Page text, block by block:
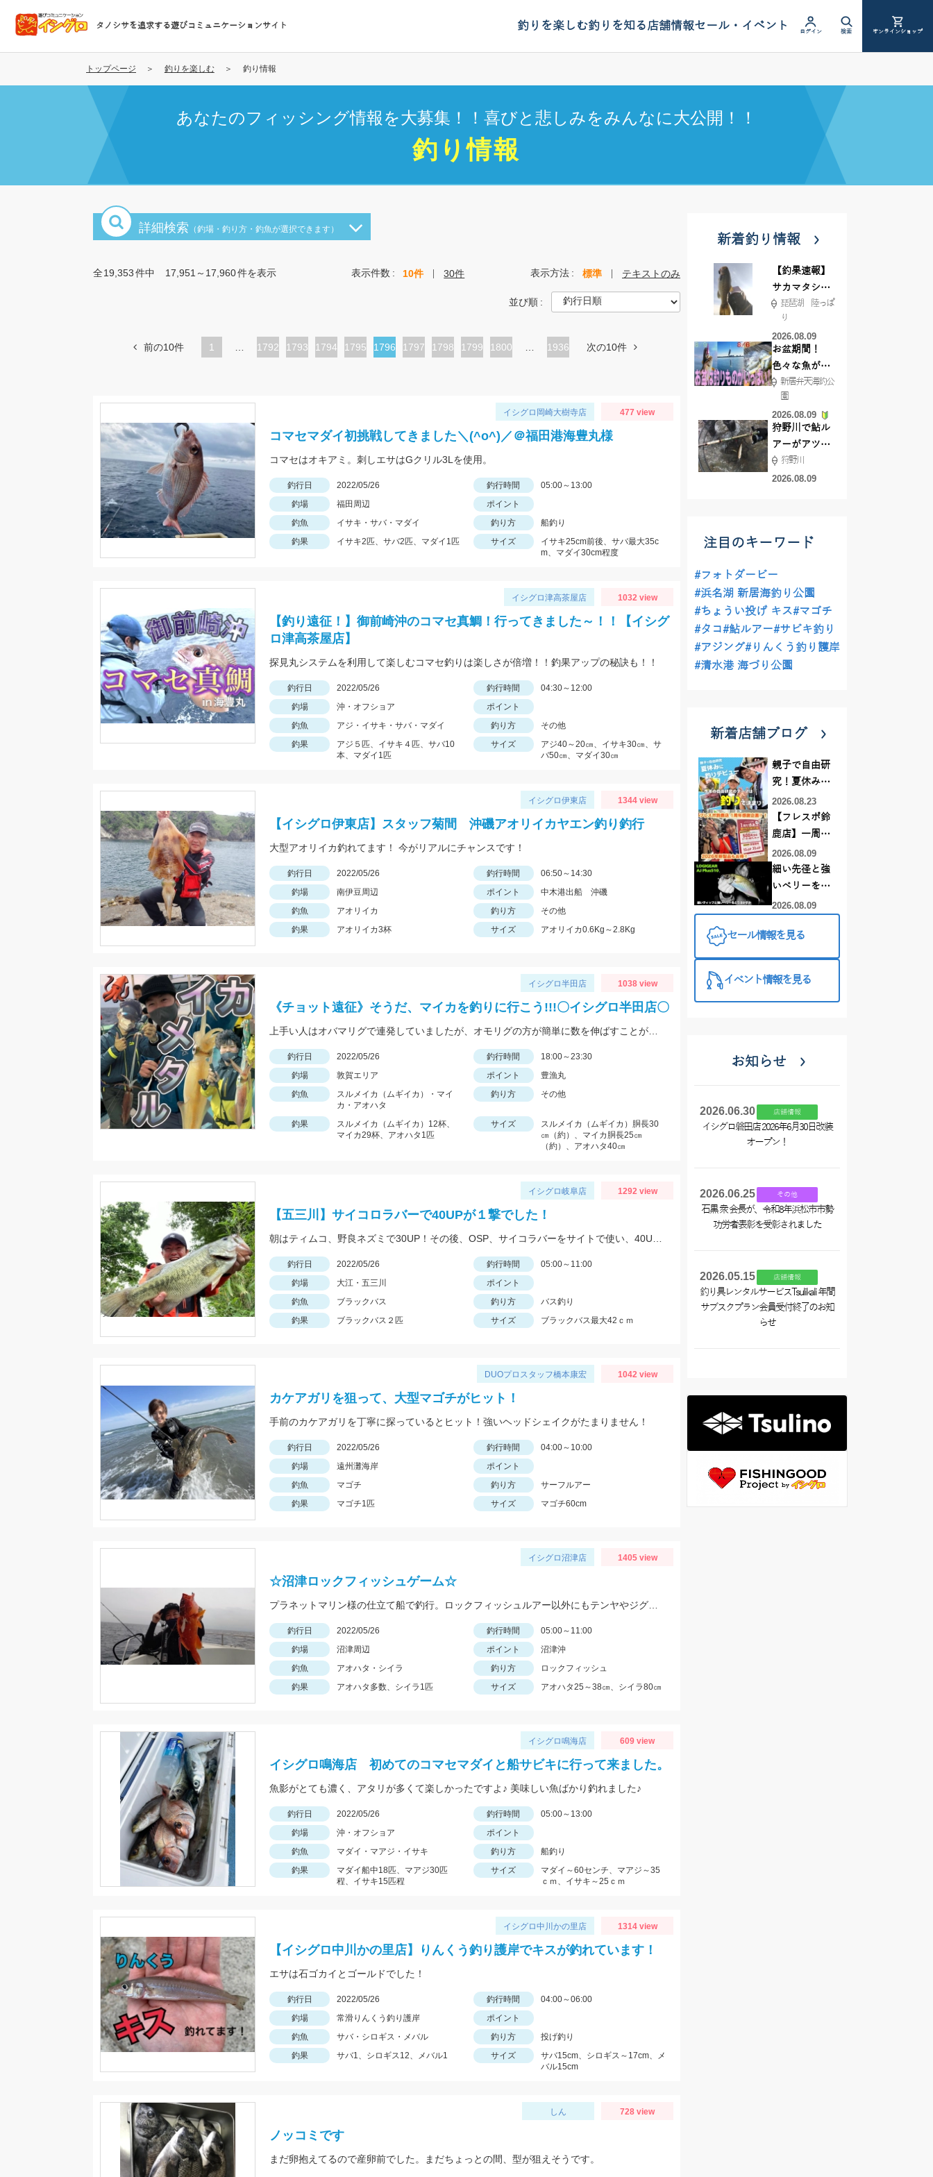
コ
テ
タノシサを追求する遊びコミュニケーションサイト 釣りを楽しむ釣りを知る店舗情報セール・イベント ログイン 検索 オンラインショップ
トップページ 釣りを楽しむ 釣り情報
あなたのフィッシング情報を大募集！！喜びと悲しみをみんなに大公開！！
釣り情報
詳細検索 （釣場・釣り方・釣魚が選択できます）
全19,353件中 17,951～17,960件を表示 表示件数 10件 30件 表示方法 標準 テキストのみ
並び順
前の10件 1
ペ
1792
ペ
1793
ペ
1794
ペ
1795
カ
ペ
1796
ペ
1797
ペ
1798
ペ
1799
ペ
1800 1936 次の10件
イシグロ岡崎大樹寺店 477 view
コマセマダイ初挑戦してきました＼(^o^)／＠福田港海豊丸様
コマセはオキアミ。刺しエサはGクリル3Lを使用。
釣行日 2022/05/26 釣行時間
05:00～13:00
釣場
福田周辺
ポイント
釣魚
イサキ・サバ・マダイ 釣り方
船釣り
釣果
イサキ2匹、サバ2匹、マダイ1匹 サイズ
イサキ25cm前後、サバ最大35c
m、マダイ30cm程度
イシグロ津高茶屋店 1032 view
【釣り遠征！】御前崎沖のコマセ真鯛！行ってきました～！！【イシグ
ロ津高茶屋店】
探見丸システムを利用して楽しむコマセ釣りは楽しさが倍増！！釣果アップの秘訣も！！
釣行日 2022/05/26 釣行時間
04:30～12:00
釣場
沖・オフショア
ポイント
釣魚
アジ・イサキ・サバ・マダイ 釣り方
その他
釣果
アジ５匹、イサキ４匹、サバ10
本、マダイ1匹
サイズ
アジ40～20㎝、イサキ30㎝、サ
バ50㎝、マダイ30㎝
イシグロ伊東店 1344 view
【イシグロ伊東店】スタッフ菊間 沖磯アオリイカヤエン釣り釣行
大型アオリイカ釣れてます！ 今がリアルにチャンスです！
釣行日 2022/05/26 釣行時間
06:50～14:30
釣場
南伊豆周辺 ポイント
中木港出船 沖磯
釣魚
アオリイカ 釣り方
その他
釣果
アオリイカ3杯 サイズ アオリイカ0.6Kg～2.8Kg
イシグロ半田店 1038 view
《チョット遠征》そうだ、マイカを釣りに行こう!!!〇イシグロ半田店〇
釣行日 2022/05/26 釣行時間
18:00～23:30
釣場
敦賀エリア ポイント
豊漁丸
釣魚
スルメイカ（ムギイカ）・マイ
カ・アオハタ
釣り方 その他
釣果
スルメイカ（ムギイカ）12杯、
マイカ29杯、アオハタ1匹
サイズ
スルメイカ（ムギイカ）胴長30
㎝（約）、マイカ胴長25㎝
（約）、アオハタ40㎝
イシグロ岐阜店 1292 view
【五三川】サイコロラバーで40UPが１撃でした！
釣行日 2022/05/26 釣行時間
05:00～11:00
釣場
大江・五三川
ポイント
釣魚
ブラックバス 釣り方
バス釣り
釣果
ブラックバス２匹 サイズ ブラックバス最大42ｃｍ
DUOプロスタッフ橋本康宏 1042 view
カケアガリを狙って、大型マゴチがヒット！
手前のカケアガリを丁寧に探っているとヒット！強いヘッドシェイクがたまりません！
釣行日 2022/05/26 釣行時間
04:00～10:00
釣場
遠州灘海岸
ポイント
釣魚
マゴチ 釣り方
サーフルアー
釣果
マゴチ1匹 サイズ マゴチ60cm
イシグロ沼津店 1405 view
☆沼津ロックフィッシュゲーム☆
釣行日 2022/05/26 釣行時間
05:00～11:00
釣場
沼津周辺 ポイント
沼津沖
釣魚
アオハタ・シイラ 釣り方
ロックフィッシュ
釣果
アオハタ多数、シイラ1匹 サイズ アオハタ25～38㎝、シイラ80㎝
イシグロ鳴海店 609 view
イシグロ鳴海店 初めてのコマセマダイと船サビキに行って来ました。
魚影がとても濃く、アタリが多くて楽しかったですよ♪ 美味しい魚ばかり釣れました♪
釣行日 2022/05/26 釣行時間
05:00～13:00
釣場
沖・オフショア
ポイント
釣魚
マダイ・マアジ・イサキ 釣り方
船釣り
釣果
マダイ船中18匹、マアジ30匹
程、イサキ15匹程
サイズ
マダイ～60センチ、マアジ～35
ｃｍ、イサキ～25ｃｍ
イシグロ中川かの里店 1314 view
【イシグロ中川かの里店】りんくう釣り護岸でキスが釣れています！
エサは石ゴカイとゴールドでした！
釣行日 2022/05/26 釣行時間
04:00～06:00
釣場
常滑りんくう釣り護岸
ポイント
釣魚
サバ・シロギス・メバル 釣り方
投げ釣り
釣果
サバ1、シロギス12、メバル1 サイズ
サバ15cm、シロギス～17cm、メ
バル15cm
しん 728 view
ノッコミです
まだ卵抱えてるので産卵前でした。まだちょっとの間、型が狙えそうです。
新着釣り情報
【釣果速報】
サカマタシャ
ッド6インチ
で50ジャスト
ゲット!!
琵琶湖 陸っぱ
り
2026.08.09
お盆期間！
色々な魚が沢
山釣れてます
よ！
新居弁天海釣公
園
2026.08.09
狩野川で鮎ル
アーがアツ
い！！
狩野川
2026.08.09
注目のキーワード
#フォトダービー
#浜名湖 新居海釣り公園
#ちょうい投げ キス#マゴチ
#タコ#鮎ルアー#サビキ釣り
#アジング#りんくう釣り護岸
#清水港 海づり公園
新着店舗ブログ
親子で自由研
究！夏休みに
釣りデビュー
2026.08.23
【フレスポ鈴
鹿店】一周年
記念セール開
催中！新製品
ルアーロッド
もお買い
得！！！
2026.08.09
細い先径と強
いベリーをど
う活かすか |
プラス510の
2026.08.09
セール情報を見る
イベント情報を見る
お知らせ
2026.06.30 店舗情報
イシグロ磐田店 2026年6月30日改装
オープン！
2026.06.25 その他
石黒 衆 会長が、令和8年浜松市市勢
功労者表彰を受彰されました
2026.05.15 店舗情報
釣り具レンタルサービスTsulikali 年間
サブスクプラン会員受付終了のお知
らせ